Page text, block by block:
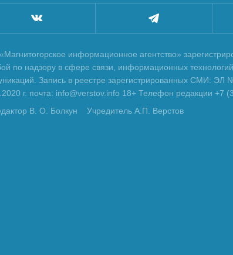
информационное агентство»
по надзору в сфере связи, информационных
Запись в реестре зарегистрированных СМИ:
г. почта: info@verstov.info 18+ Телефон редакции +7
В. О. Болкун
Учредитель А.П. Верстов